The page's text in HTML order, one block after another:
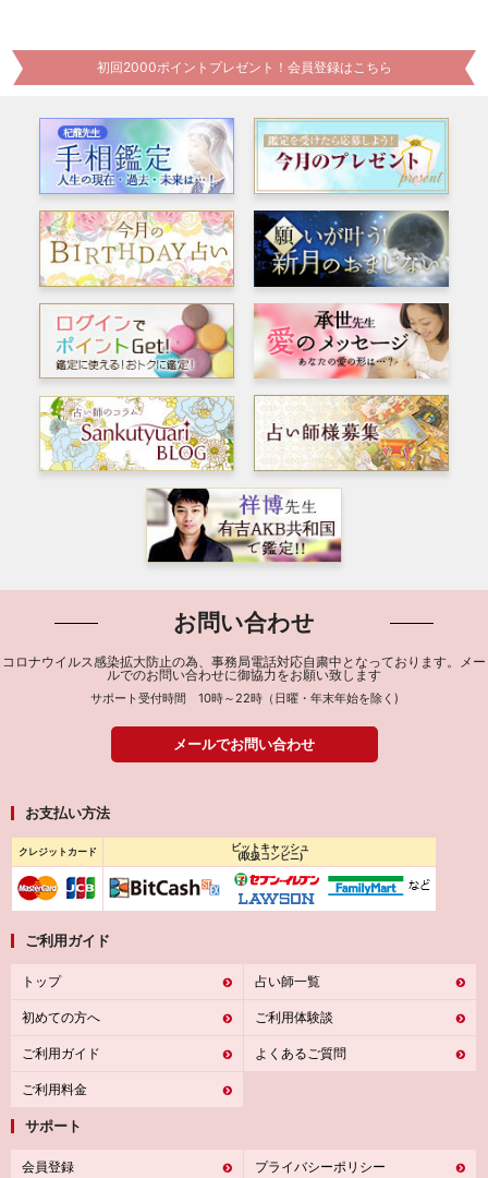
初回2000ポイントプレゼント！会員登録はこちら
お問い合わせ
コロナウイルス感染拡大防止の為、事務局電話対応自粛中となっております。メー
ルでのお問い合わせに御協力をお願い致します
サポート受付時間 10時～22時（日曜・年末年始を除く)
メールでお問い合わせ
お支払い方法
クレジットカード
ビットキャッシュ
(取扱コンビニ)
ご利用ガイド
トップ
初めての方へ
ご利用ガイド
ご利用料金
占い師一覧
ご利用体験談
よくあるご質問
サポート
会員登録 プライバシーポリシー